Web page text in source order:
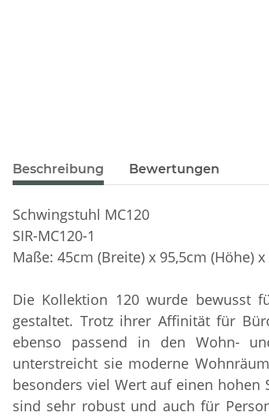
Beschreibung Bewertungen
Schwingstuhl MC120
SIR-MC120-1
Maße: 45cm (Breite) x 95,5cm (Höhe)
Die Kollektion 120 wurde bewusst
gestaltet. Trotz ihrer Affinität für
ebenso passend in den Wohn-
unterstreicht sie moderne
besonders viel Wert auf einen hohen
sind sehr robust und auch für